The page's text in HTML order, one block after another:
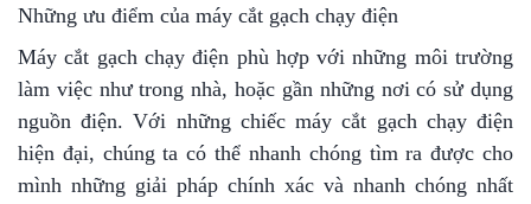
Những ưu điểm của máy cắt gạch chạy điện
Máy cắt gạch chạy điện phù hợp với những môi trường
làm việc như trong nhà, hoặc gần những nơi có sử dụng
nguồn điện. Với những chiếc máy cắt gạch chạy điện
hiện đại, chúng ta có thể nhanh chóng tìm ra được cho
mình những giải pháp chính xác và nhanh chóng nhất